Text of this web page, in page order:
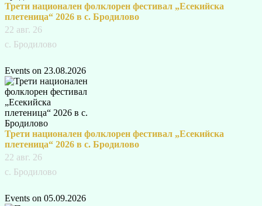
Трети национален фолклорен фестивал „Есекийска
плетеница“ 2026 в с. Бродилово
22 авг. 26
с. Бродилово
Events on 23.08.2026
Трети национален фолклорен фестивал „Есекийска
плетеница“ 2026 в с. Бродилово
22 авг. 26
с. Бродилово
Events on 05.09.2026